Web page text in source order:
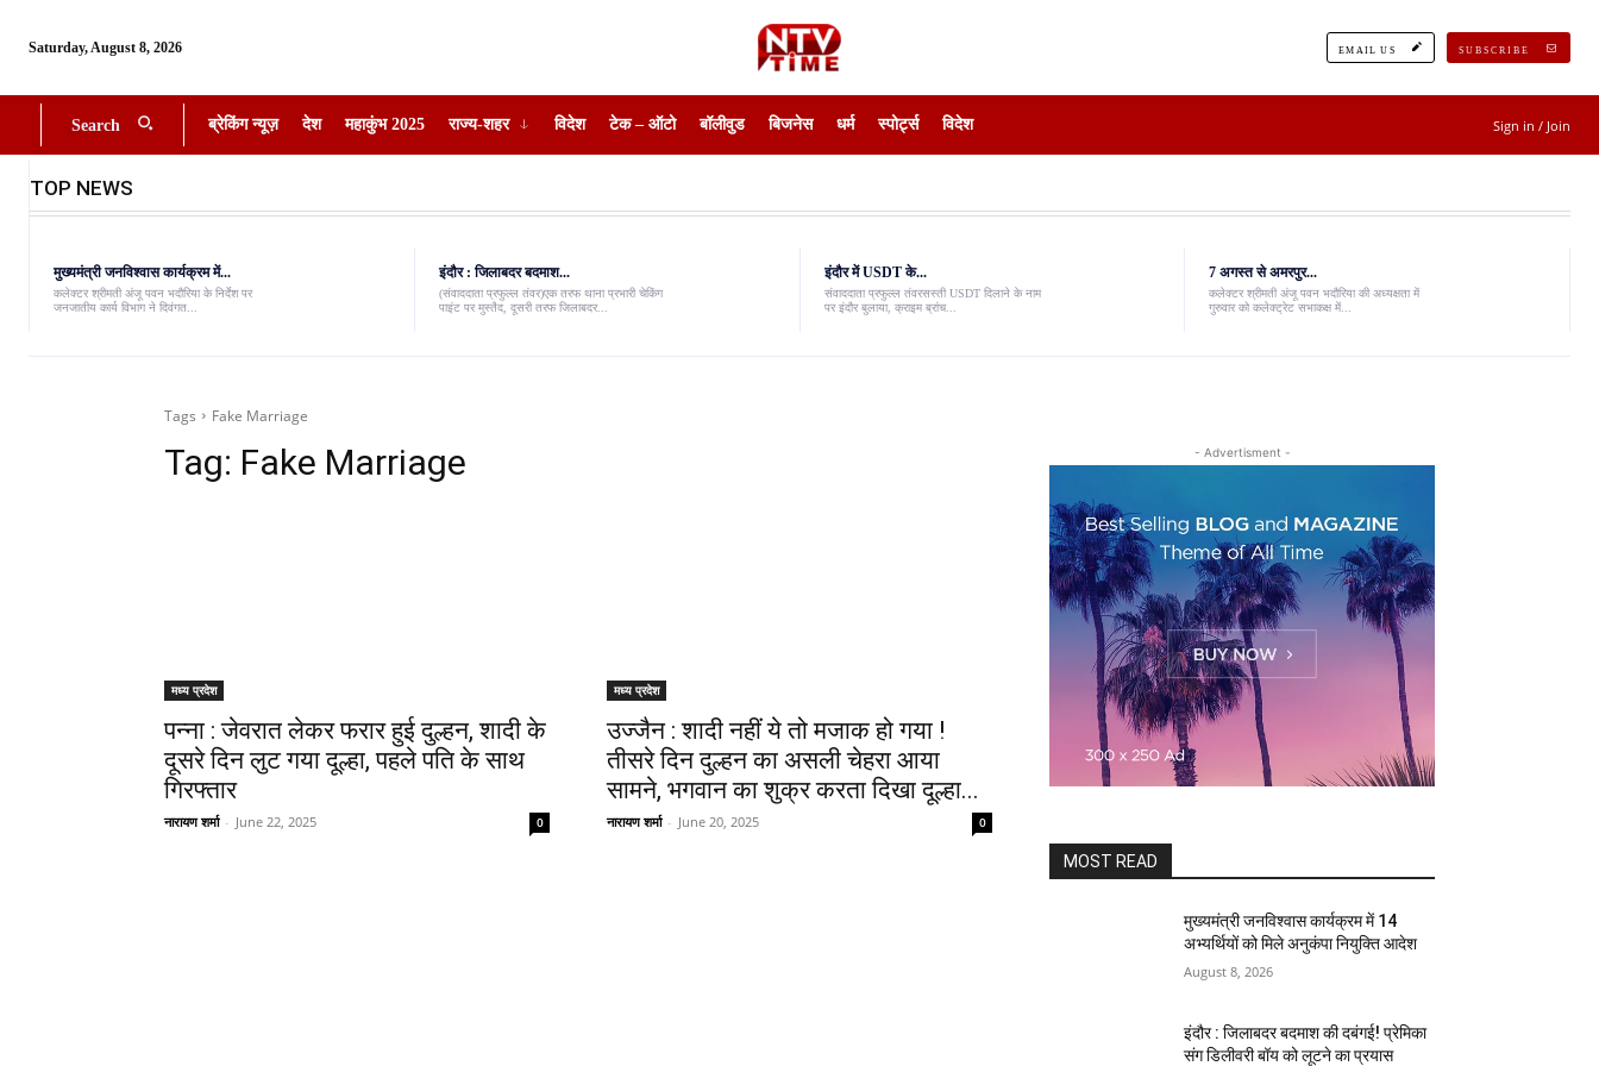
Saturday, August 8, 2026 EMAIL US SUBSCRIBE
Search ब्रेकिंग न्यूज़ देश महाकुंभ 2025 राज्य-शहर विदेश टेक – ऑटो बॉलीवुड बिजनेस धर्म स्पोर्ट्स विदेश Sign in / Join
TOP NEWS
मुख्यमंत्री जनविश्वास कार्यक्रम में...
कलेक्टर श्रीमती अंजू पवन भदौरिया के निर्देश पर
जनजातीय कार्य विभाग ने दिवंगत...
इंदौर : जिलाबदर बदमाश...
(संवाददाता प्रफुल्ल तंवर)एक तरफ थाना प्रभारी चेकिंग
पाइंट पर मुस्तैद, दूसरी तरफ जिलाबदर...
इंदौर में USDT के...
संवाददाता प्रफुल्ल तंवरसस्ती USDT दिलाने के नाम
पर इंदौर बुलाया, क्राइम ब्रांच...
7 अगस्त से अमरपुर...
कलेक्टर श्रीमती अंजू पवन भदौरिया की अध्यक्षता में
गुरुवार को कलेक्ट्रेट सभाकक्ष में...
Tags Fake Marriage
Tag: Fake Marriage
मध्य प्रदेश
पन्ना : जेवरात लेकर फरार हुई दुल्हन, शादी के
दूसरे दिन लुट गया दूल्हा, पहले पति के साथ
गिरफ्तार
नारायण शर्मा - June 22, 2025 0
मध्य प्रदेश
उज्जैन : शादी नहीं ये तो मजाक हो गया !
तीसरे दिन दुल्हन का असली चेहरा आया
सामने, भगवान का शुक्र करता दिखा दूल्हा...
नारायण शर्मा - June 20, 2025 0
- Advertisment -
MOST READ
मुख्यमंत्री जनविश्वास कार्यक्रम में 14
अभ्यर्थियों को मिले अनुकंपा नियुक्ति आदेश
August 8, 2026
इंदौर : जिलाबदर बदमाश की दबंगई! प्रेमिका
संग डिलीवरी बॉय को लूटने का प्रयास